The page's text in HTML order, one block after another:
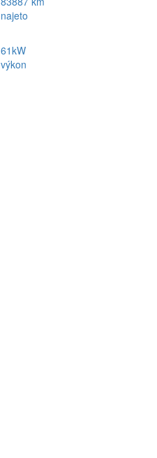
najeto
61kW
výkon